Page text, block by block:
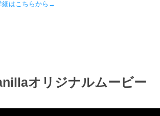
細はこちらから→
オリジナルムービー